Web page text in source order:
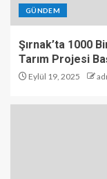
GÜNDEM
Şırnak’ta 1000
Tarım Projesi
Eylül 19, 2025